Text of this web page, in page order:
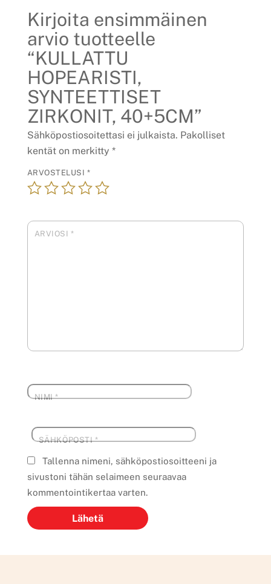
Kirjoita ensimmäinen
arvio tuotteelle
“KULLATTU
HOPEARISTI,
SYNTEETTISET
ZIRKONIT, 40+5CM”
Sähköpostiosoitettasi ei julkaista. Pakolliset
kentät on merkitty *
ARVOSTELUSI *
ARVIOSI *
NIMI*
SÄHKÖPOSTI*
Tallenna nimeni, sähköpostiosoitteeni ja
sivustoni tähän selaimeen seuraavaa
kommentointikertaa varten.